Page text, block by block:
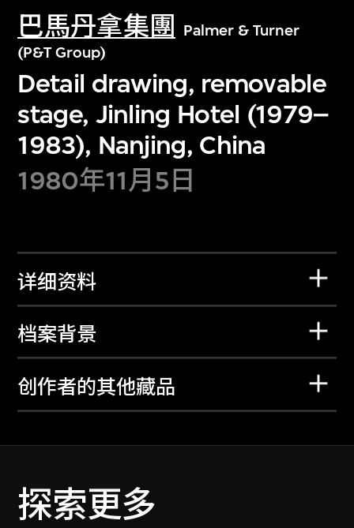
巴馬丹拿集團
Palmer & Turner
(P&T Group)
Detail drawing, removable
stage, Jinling Hotel (1979–
1983), Nanjing, China
1980年11月5日
详细资料
档案背景
创作者的其他藏品
探索更多
文化藏品。